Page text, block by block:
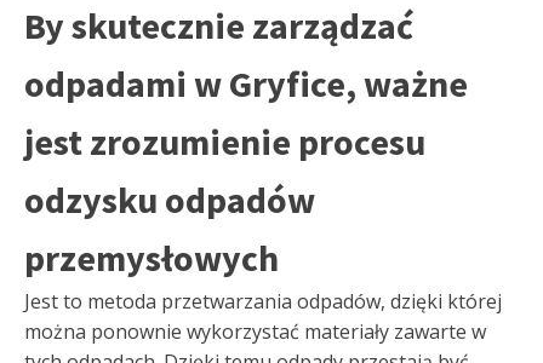
By skutecznie zarządzać
odpadami w Gryfice, ważne
jest zrozumienie procesu
odzysku odpadów
przemysłowych
Jest to metoda przetwarzania odpadów, dzięki której
można ponownie wykorzystać materiały zawarte w